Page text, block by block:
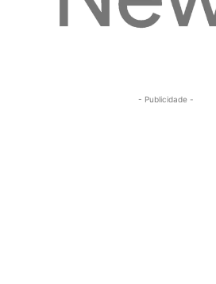
- Publicidade -